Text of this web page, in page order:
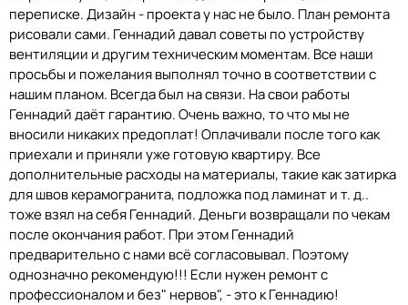
переписке. Дизайн - проекта у нас не было. План ремонта
рисовали сами. Геннадий давал советы по устройству
вентиляции и другим техническим моментам. Все наши
просьбы и пожелания выполнял точно в соответствии с
нашим планом. Всегда был на связи. На свои работы
Геннадий даёт гарантию. Очень важно, то что мы не
вносили никаких предоплат! Оплачивали после того как
приехали и приняли уже готовую квартиру. Все
дополнительные расходы на материалы, такие как затирка
для швов керамогранита, подложка под ламинат и т. д..
тоже взял на себя Геннадий. Деньги возвращали по чекам
после окончания работ. При этом Геннадий
предварительно с нами всё согласовывал. Поэтому
однозначно рекомендую!!! Если нужен ремонт с
профессионалом и без" нервов", - это к Геннадию!